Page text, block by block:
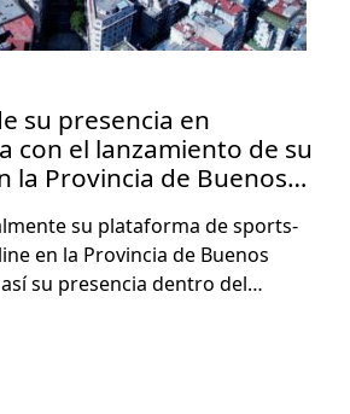
su presencia en
con el lanzamiento de su
la Provincia de Buenos
su platafor­ma de sports­
en la Provin­cia de Buenos
su pres­en­cia den­tro del…